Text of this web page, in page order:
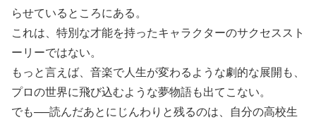
らせているところにある。
これは、特別な才能を持ったキャラクターのサクセススト
ーリーではない。
もっと言えば、音楽で人生が変わるような劇的な展開も、
プロの世界に飛び込むような夢物語も出てこない。
でも──読んだあとにじんわりと残るのは、自分の高校生